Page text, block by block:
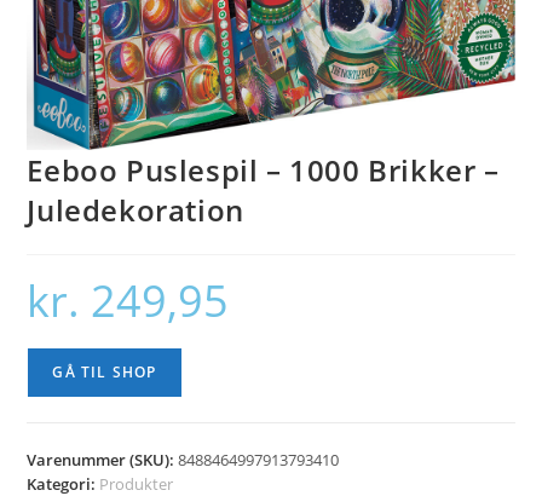
Eeboo Puslespil – 1000 Brikker –
Juledekoration
kr. 249,95
GÅ TIL SHOP
Varenummer (SKU):8488464997913793410
Kategori: Produkter